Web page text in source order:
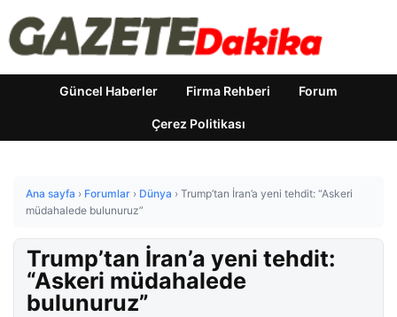
Güncel Haberler Firma Rehberi Forum
Çerez Politikası
Ana sayfa › Forumlar › Dünya › Trump’tan İran’a yeni tehdit: “Askeri
müdahalede bulunuruz”
Trump’tan İran’a yeni tehdit:
“Askeri müdahalede
bulunuruz”